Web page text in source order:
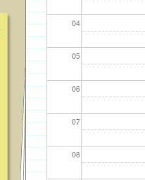
04
05
06
07
08